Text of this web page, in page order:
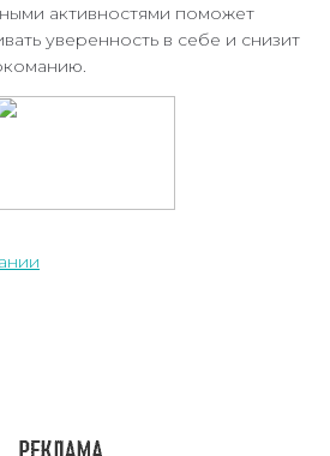
активностями поможет
уверенность в себе и снизит